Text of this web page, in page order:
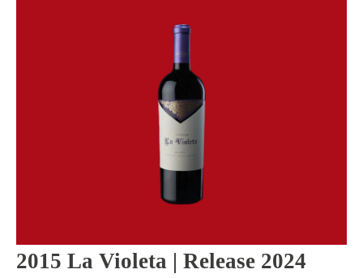
2015 La Violeta | Release 2024